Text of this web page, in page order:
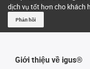
dịch vụ tốt hơn cho khách
Phản hồi
Giới thiệu về igus®